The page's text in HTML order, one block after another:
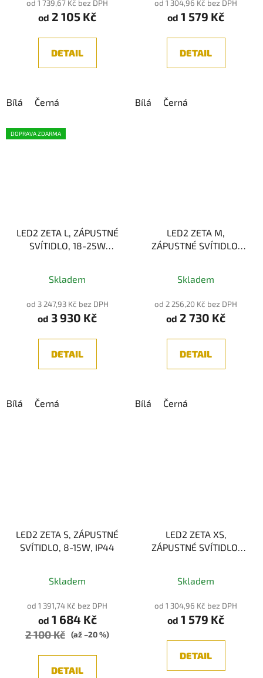
je
od 1 739,67 Kč bez DPH
od 2 105 Kč
DETAIL
Bílá Černá
od 1 304,96 Kč bez DPH
od 1 579 Kč
DETAIL
Bílá Černá
DOPRAVA ZDARMA
LED2 ZETA L, ZÁPUSTNÉ
SVÍTIDLO, 18-25W
Skladem
od 3 247,93 Kč bez DPH
od 3 930 Kč
DETAIL
Bílá Černá
LED2 ZETA M,
ZÁPUSTNÉ SVÍTIDLO,
Skladem
od 2 256,20 Kč bez DPH
od 2 730 Kč
DETAIL
Bílá Černá
LED2 ZETA S, ZÁPUSTNÉ
SVÍTIDLO, 8-15W, IP44
Skladem
od 1 391,74 Kč bez DPH
od 1 684 Kč
2 100 Kč (až –20 %)
DETAIL
LED2 ZETA XS,
ZÁPUSTNÉ SVÍTIDLO,
hodnocení
produktu
je
z
Skladem
od 1 304,96 Kč bez DPH
od 1 579 Kč
DETAIL